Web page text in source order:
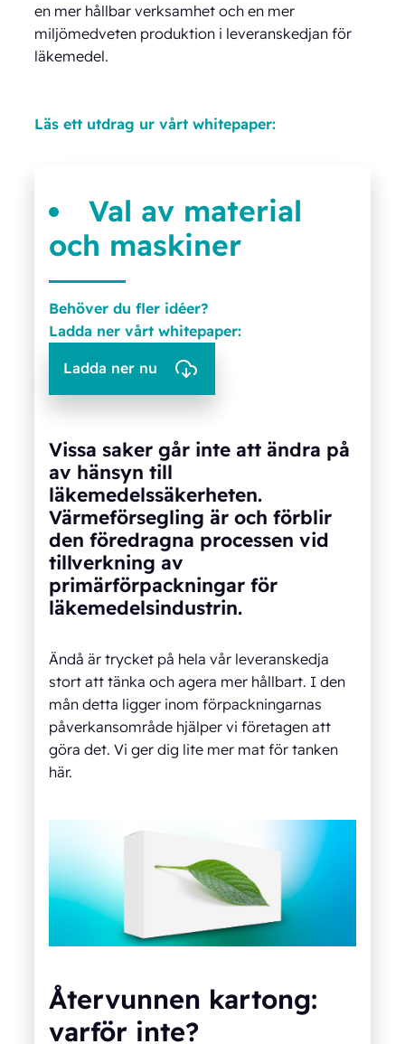
en mer hållbar verksamhet och en mer
miljömedveten produktion i leveranskedjan för
läkemedel.
Läs ett utdrag ur vårt whitepaper:
Val av material
och maskiner
Behöver du fler idéer?
Ladda ner vårt whitepaper:
Ladda ner nu
Vissa saker går inte att ändra på
av hänsyn till
läkemedelssäkerheten.
Värmeförsegling är och förblir
den föredragna processen vid
tillverkning av
primärförpackningar för
läkemedelsindustrin.
Ändå är trycket på hela vår leveranskedja
stort att tänka och agera mer hållbart. I den
mån detta ligger inom förpackningarnas
påverkansområde hjälper vi företagen att
göra det. Vi ger dig lite mer mat för tanken
här.
Återvunnen kartong:
varför inte?